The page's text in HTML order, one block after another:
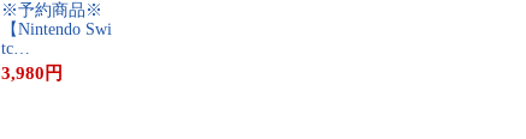
※​予​約​商​品​※​
【​N​i​n​t​e​n​d​o​ ​S​w​i​
t​c​…
3,980 円